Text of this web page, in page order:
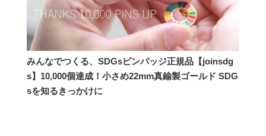
みんなでつくる、SDGsピンバッジ正規品【joinsdg
s】10,000個達成！小さめ22mm真鍮製ゴールド SDG
sを知るきっかけに